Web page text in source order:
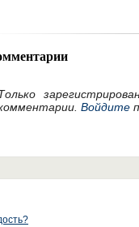
Войдите